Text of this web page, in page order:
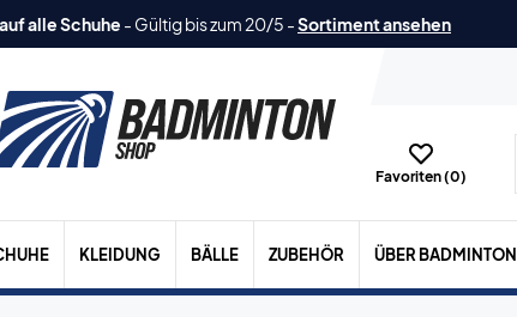
alle Schuhe - Gültig bis zum 20/5 -Sortiment ansehen
Favoriten (0)
KLEIDUNG BÄLLE ZUBEHÖR ÜBER BADMINTON